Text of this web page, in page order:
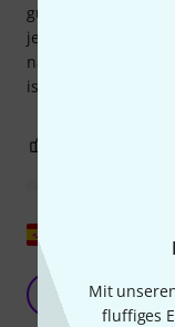
Mit
fluffiges
gute Geige, und
jetzt richtig Spaß,
natura sogar noch
ist kraftvoll.
José Luis